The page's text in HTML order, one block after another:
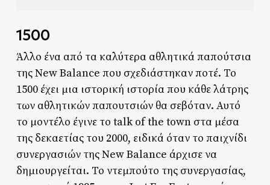
1500
Άλλο ένα από τα καλύτερα αθλητικά παπούτσια
της New Balance που σχεδιάστηκαν ποτέ. Το
1500 έχει μια ιστορική ιστορία που κάθε λάτρης
των αθλητικών παπουτσιών θα σεβόταν. Αυτό
το μοντέλο έγινε το talk of the town στα μέσα
της δεκαετίας του 2000, ειδικά όταν το παιχνίδι
συνεργασιών της New Balance άρχισε να
δημιουργείται. Το ντεμπούτο της συνεργασίας,